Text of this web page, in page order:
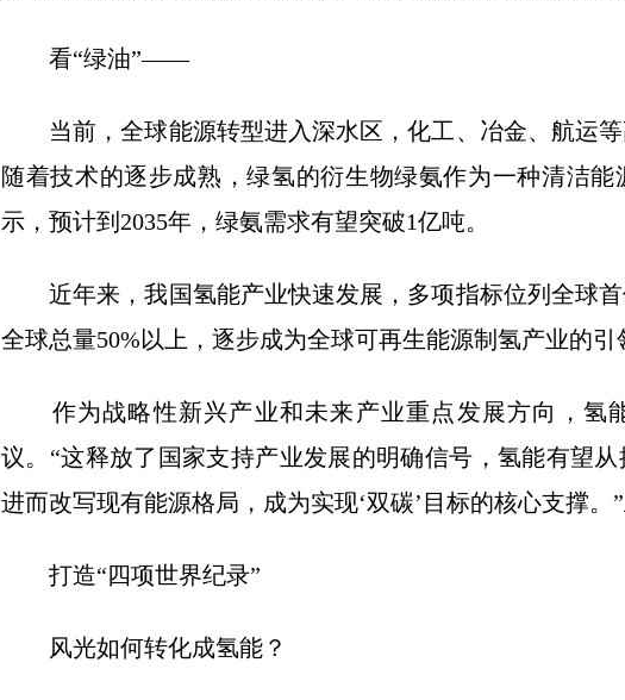
看“绿油”——
当前，全球能源转型进入深水区，化工、冶金、航运等
随着技术的逐步成熟，绿氢的衍生物绿氨作为一种清洁
示，预计到2035年，绿氨需求有望突破1亿吨。
近年来，我国氢能产业快速发展，多项指标位列全球首
全球总量50%以上，逐步成为全球可再生能源制氢产业的引
作为战略性新兴产业和未来产业重点发展方向，氢
议。“这释放了国家支持产业发展的明确信号，氢能有望从
进而改写现有能源格局，成为实现‘双碳’目标的核心支撑。”
打造“四项世界纪录”
风光如何转化成氢能？